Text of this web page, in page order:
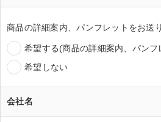
商品の詳細案内、パンフレットをお送
希望する(商品の詳細案内、パン
希望しない
会社名